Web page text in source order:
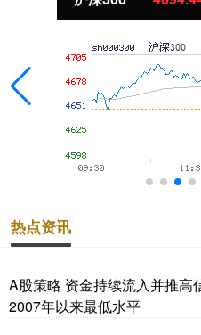
热点资讯
A股策略 资金持续流入并推高
2007年以来最低水平